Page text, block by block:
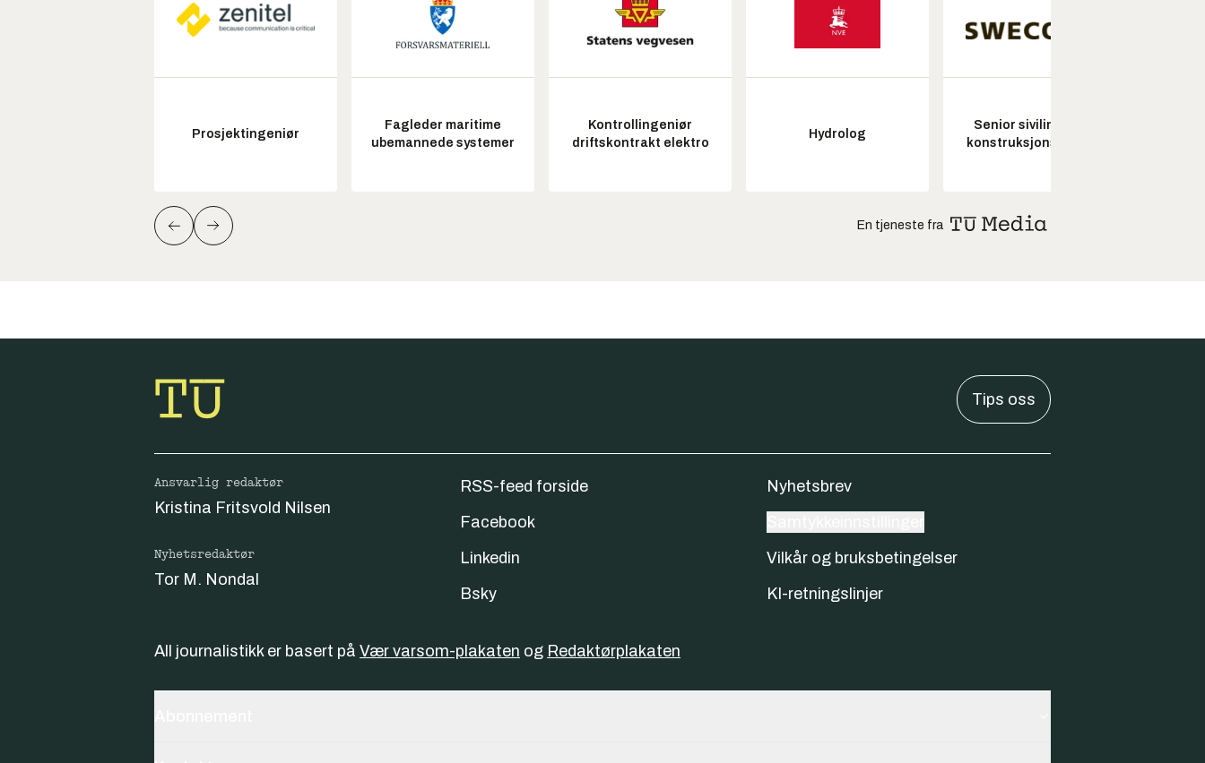
Prosjektingeniør
Fagleder maritime
ubemannede systemer
Kontrollingeniør
driftskontrakt elektro
Hydrolog
Senior sivilingeniør
konstruksjonsteknikk
En tjeneste fra
Tips oss
Ansvarlig redaktør
Kristina Fritsvold Nilsen
Nyhetsredaktør
Tor M. Nondal
RSS-feed forside
Facebook
Linkedin
Bsky
Nyhetsbrev
Vilkår og bruksbetingelser
KI-retningslinjer
All journalistikk er basert på Vær varsom-plakaten og Redaktørplakaten